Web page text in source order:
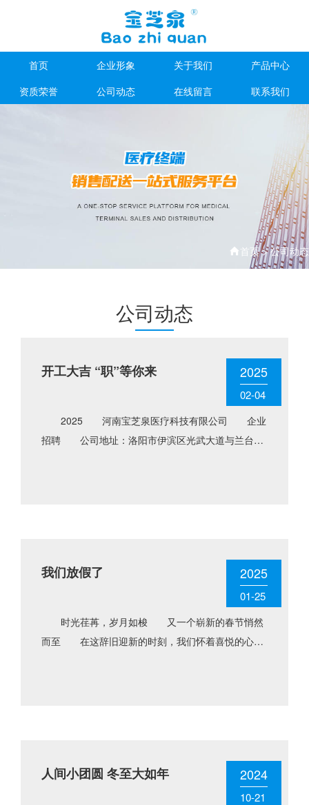
首页 企业形象 关于我们
产品中心
资质荣誉
公司动态 在线留言 联系我们
首页>公司动态
公司动态
2025
02-04
开工大吉 “职”等你来
2025 河南宝芝泉医疗科技有限公司 企业
招聘 公司地址：洛阳市伊滨区光武大道与兰台路
2025
01-25
我们放假了
时光荏苒，岁月如梭 又一个崭新的春节悄然
而至 在这辞旧迎新的时刻，我们怀着喜悦的心情
2024
10-21
人间小团圆 冬至大如年